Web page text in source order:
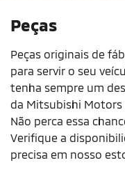
Peças
Peças originais de
para servir o seu
tenha sempre um
da Mitsubishi Motors
Não perca essa
Verifique a
precisa em nosso